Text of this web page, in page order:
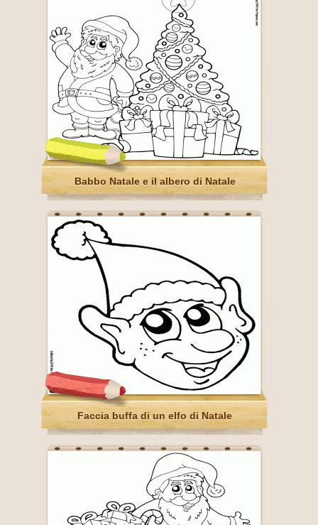
Babbo Natale e il albero di Natale
Faccia buffa di un elfo di Natale